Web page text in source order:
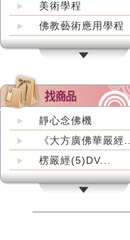
美術學程
佛教藝術應用學程
靜心念佛機
《大方廣佛華嚴經...
楞嚴經(5)DV...